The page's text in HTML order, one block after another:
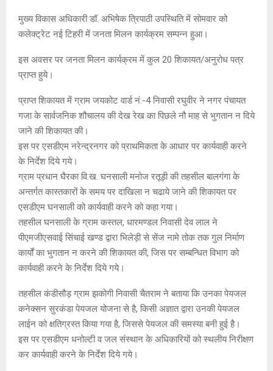
मुख्य विकास अधिकारी डॉ. अभिषेक त्रिपाठी उपस्थिति में सोमवार को
कलेक्ट्रेट नई टिहरी में जनता मिलन कार्यक्रम सम्पन्न हुआ।
इस अवसर पर जनता मिलन कार्यक्रम में कुल 20 शिकायत/अनुरोध पत्र
प्राप्त हुये।
प्राप्त शिकायत में ग्राम जयकोट वार्ड नं.-4 निवासी रघुवीर ने नगर पंचायत
गजा के सार्वजनिक शौचालय की देख रेख का पिछले नौ माह से भुगतान न दिये
जाने की शिकायत की।
इस पर एसडीएम नरेन्द्रनगर को प्राथमिकता के आधार पर कार्यवाही करने
के निर्देश दिये गये।
ग्राम प्रधान घैरका वि.ख. घनसाली मनोज रतूड़ी की तहसील बालगंगा के
अन्तर्गत कास्तकारों के समय पर दाखिला न चढाये जाने की शिकायत पर
एसडीएम घनसाली को कार्यवाही करने को कहा गया।
तहसील घनसाली के ग्राम कस्तल, धारमण्डल निवासी देव लाल ने
पीएमजीएसवाई सिंचाई खण्ड द्वारा भिलेड़ी से सेंज नामे तोक तक गुल निर्माण
कार्यों का भुगतान न करने की शिकायत की, जिस पर सम्बन्धित विभाग को
कार्यवाही करने के निर्देश दिये गये।
तहसील कंडीसौड़ ग्राम झकोगी निवासी चैतराम ने बताया कि उनका पेयजल
कनेक्सन सुरकंडा पेयजल योजना से है, किसी अज्ञात द्वारा उनकी पेयजल
लाईन को क्षतिग्रस्त किया गया है, जिससे पेयजल की समस्या बनी हुई है।
इस पर एसडीएम धनोल्टी व जल संस्थान के अधिकारियों को स्थलीय निरीक्षण
कर कार्यवाही करने के निर्देश दिये गये।